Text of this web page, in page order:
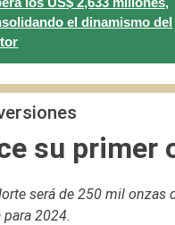
el dinamismo del
su primer
será de 250 mil
2024.